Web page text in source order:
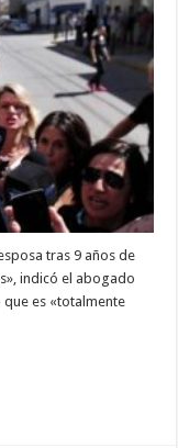
tras 9 años de
indicó el abogado
que es «totalmente